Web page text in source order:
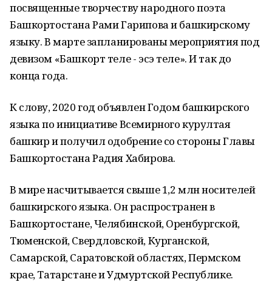
посвященные творчеству народного поэта
Башкортостана Рами Гарипова и башкирскому
языку. В марте запланированы мероприятия под
девизом «Башкорт теле - эсэ теле». И так до
конца года.
К слову, 2020 год объявлен Годом башкирского
языка по инициативе Всемирного курултая
башкир и получил одобрение со стороны Главы
Башкортостана Радия Хабирова.
В мире насчитывается свыше 1,2 млн носителей
башкирского языка. Он распространен в
Башкортостане, Челябинской, Оренбургской,
Тюменской, Свердловской, Курганской,
Самарской, Саратовской областях, Пермском
крае, Татарстане и Удмуртской Республике.